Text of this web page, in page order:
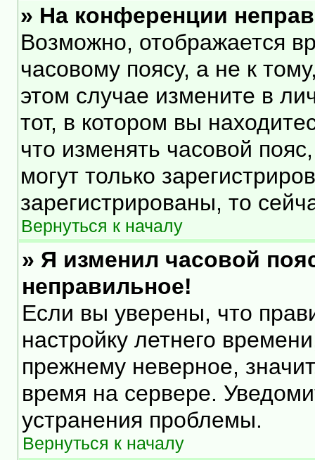
» На конференции
Возможно, отображается
часовому поясу, а не к
этом случае измените в
тот, в котором вы
что изменять часовой
могут только
зарегистрированы, то
Вернуться к началу
» Я изменил часовой
неправильное!
Если вы уверены, что
настройку летнего
прежнему неверное,
время на сервере.
устранения проблемы.
Вернуться к началу